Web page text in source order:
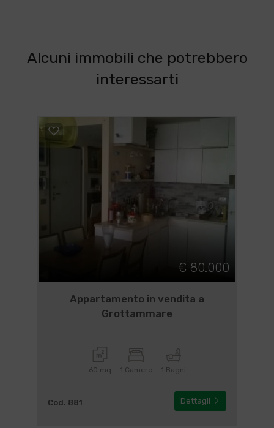
Alcuni immobili che potrebbero
interessarti
€ 80.000
Appartamento in vendita a
Grottammare
60 mq 1 Camere 1 Bagni
Cod. 881 Dettagli